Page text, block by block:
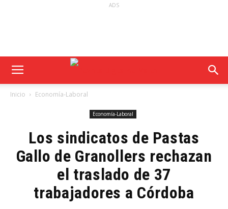
ADS
Inicio Economía-Laboral
Economía-Laboral
Los sindicatos de Pastas
Gallo de Granollers rechazan
el traslado de 37
trabajadores a Córdoba